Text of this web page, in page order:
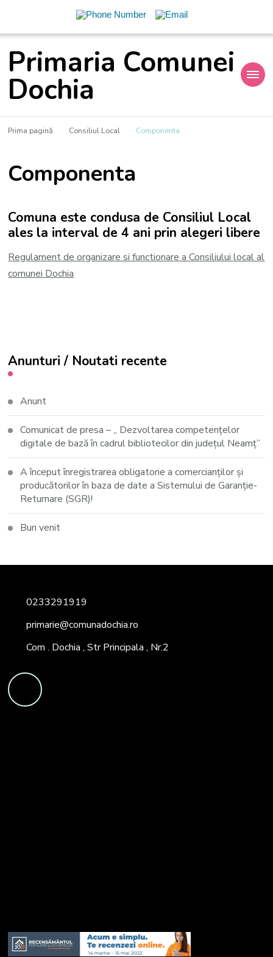
Primaria Comunei
Dochia
Prima pagină Consiliul Local Componenta
Componenta
Comuna este condusa de Consiliul Local
ales la interval de 4 ani prin alegeri libere
Regulament de organizare si functionare a Consiliului local al
comunei Dochia
Anunturi / Noutati recente
Anunt
Comunicat de presa – ,, Dezvoltarea competențelor
digitale de bază în cadrul bibliotecilor din județul Neamț”
A început înregistrarea obligatorie a comercianților și
producătorilor în baza de date a Sistemului de Garanție-
Returnare (SGR)!
Bun venit
0233291919
primarie@comunadochia.ro
Com . Dochia , Str Principala , Nr.2